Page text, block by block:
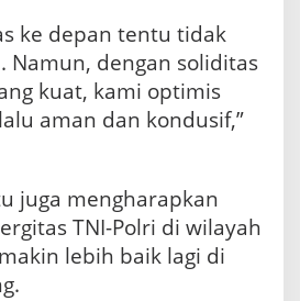
ke depan tentu tidak
Namun, dengan soliditas
kuat, kami optimis
aman dan kondusif,”
juga mengharapkan
TNI-Polri di wilayah
lebih baik lagi di